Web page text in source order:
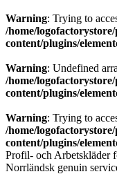
Warning: Trying to
/home/
content/plugins/
Warning: Undefined
/home/
content/plugins/
Warning: Trying to
/home/
content/plugins/
Profil- och Arbetskläder
Norrländsk genuin